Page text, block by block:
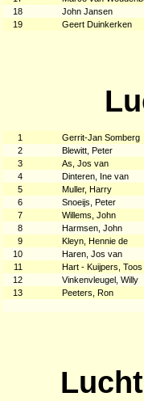
18
John Jansen
19
Geert Duinkerken
1
Gerrit-Jan Somberg
2
Blewitt, Peter
3
As, Jos van
4
Dinteren, Ine van
5
Muller, Harry
6
Snoeijs, Peter
7
Willems, John
8
Harmsen, John
9
Kleyn, Hennie de
10
Haren, Jos van
11
Hart - Kuijpers, Toos
12
Vinkenvleugel, Willy
13
Peeters, Ron